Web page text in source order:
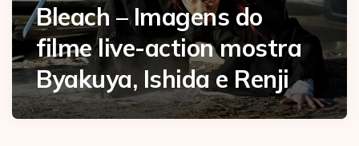
Bleach – Imagens do
filme live-action mostra
Byakuya, Ishida e Renji